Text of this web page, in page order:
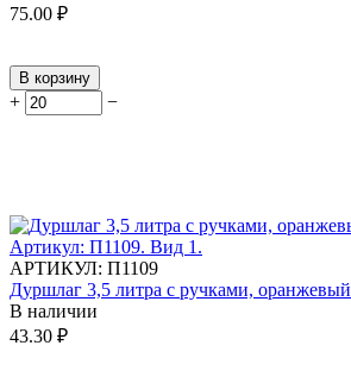
75.00 ₽
В корзину
+ −
АРТИКУЛ: П1109
Дуршлаг 3,5 литра с ручками, оранжевый
В наличии
43.30 ₽